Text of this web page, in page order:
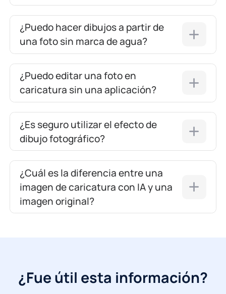
¿Puedo hacer dibujos a partir de
una foto sin marca de agua?
¿Puedo editar una foto en
caricatura sin una aplicación?
¿Es seguro utilizar el efecto de
dibujo fotográfico?
¿Cuál es la diferencia entre una
imagen de caricatura con IA y una
imagen original?
¿Fue útil esta información?